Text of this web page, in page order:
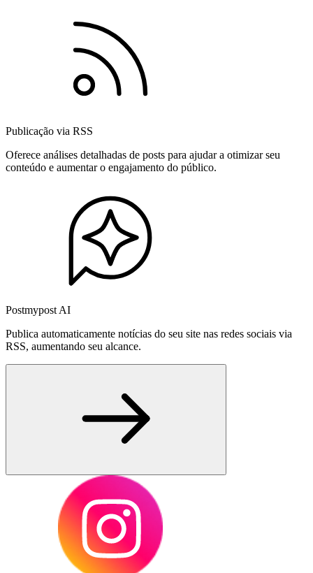
Publicação via RSS
Oferece análises detalhadas de posts para ajudar a otimizar seu
conteúdo e aumentar o engajamento do público.
Postmypost AI
Publica automaticamente notícias do seu site nas redes sociais via
RSS, aumentando seu alcance.